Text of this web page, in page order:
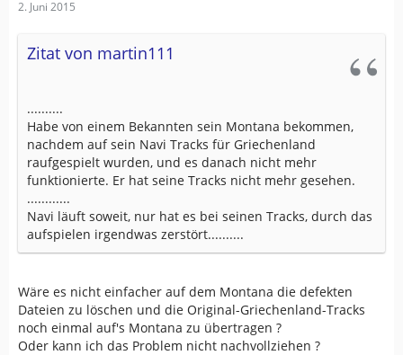
2. Juni 2015
Zitat von martin111
..........
Habe von einem Bekannten sein Montana bekommen,
nachdem auf sein Navi Tracks für Griechenland
raufgespielt wurden, und es danach nicht mehr
funktionierte. Er hat seine Tracks nicht mehr gesehen.
............
Navi läuft soweit, nur hat es bei seinen Tracks, durch das
aufspielen irgendwas zerstört..........
Wäre es nicht einfacher auf dem Montana die defekten
Dateien zu löschen und die Original-Griechenland-Tracks
noch einmal auf's Montana zu übertragen ?
Oder kann ich das Problem nicht nachvollziehen ?